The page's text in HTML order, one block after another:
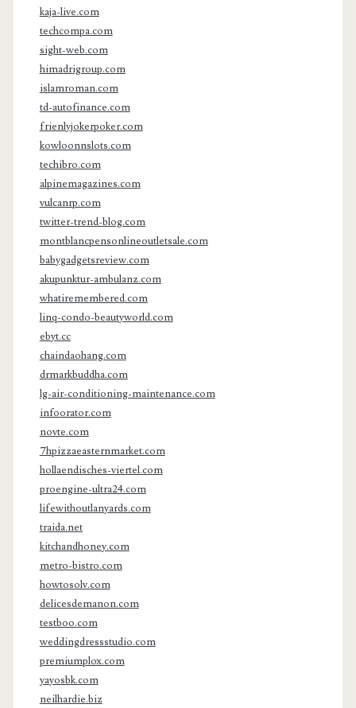
kaja-live.com
techcompa.com
sight-web.com
himadrigroup.com
islamroman.com
td-autofinance.com
frienlyjokerpoker.com
kowloonnslots.com
techibro.com
alpinemagazines.com
vulcanrp.com
twitter-trend-blog.com
montblancpensonlineoutletsale.com
babygadgetsreview.com
akupunktur-ambulanz.com
whatiremembered.com
linq-condo-beautyworld.com
ebyt.cc
chaindaohang.com
drmarkbuddha.com
lg-air-conditioning-maintenance.com
infoorator.com
novte.com
7hpizzaeasternmarket.com
hollaendisches-viertel.com
proengine-ultra24.com
lifewithoutlanyards.com
traida.net
kitchandhoney.com
metro-bistro.com
howtosolv.com
delicesdemanon.com
testboo.com
weddingdressstudio.com
premiumplox.com
yayosbk.com
neilhardie.biz